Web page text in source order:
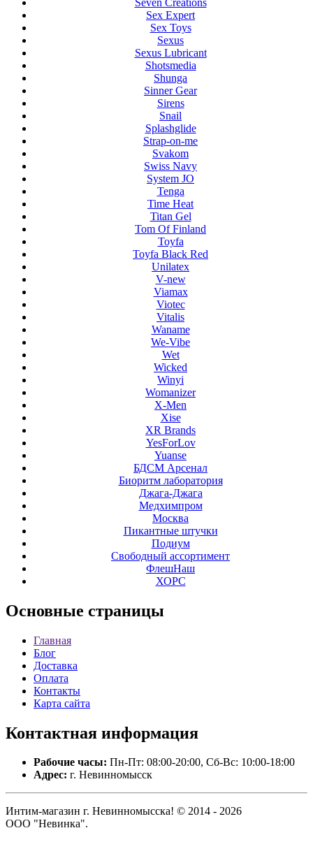
Sex Expert
Sex Toys
Sexus
Sexus Lubricant
Shotsmedia
Shunga
Sinner Gear
Sirens
Snail
Splashglide
Strap-on-me
Svakom
Swiss Navy
System JO
Tenga
Time Heat
Titan Gel
Tom Of Finland
Toyfa
Toyfa Black Red
Unilatex
V-new
Viamax
Viotec
Vitalis
Waname
We-Vibe
Wet
Wicked
Winyi
Womanizer
X-Men
Xise
XR Brands
YesForLov
Yuanse
БДСМ Арсенал
Биоритм лаборатория
Джага-Джага
Медхимпром
Москва
Пикантные штучки
Подиум
Свободный ассортимент
ФлешНаш
ХОРС
Основные страницы
Главная
Блог
Доставка
Оплата
Контакты
Карта сайта
Контактная информация
Рабочие часы: Пн-Пт: 08:00-20:00, Сб-Вс: 10:00-18:00
Адрес: г. Невинномысск
Интим-магазин г. Невинномысска! © 2014 - 2026
ООО "Невинка".